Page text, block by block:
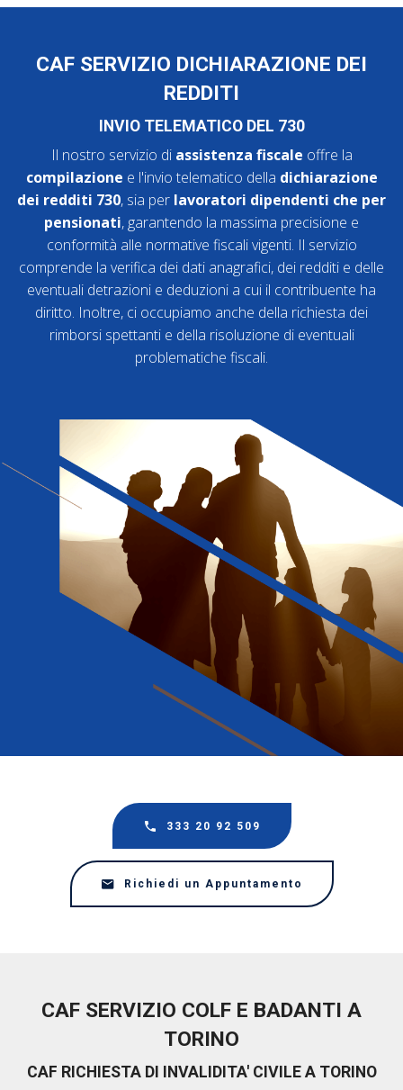
CAF SERVIZIO DICHIARAZIONE DEI
REDDITI
INVIO TELEMATICO DEL 730
Il nostro servizio di assistenza fiscale offre la
compilazione e l'invio telematico della dichiarazione
dei redditi 730, sia per lavoratori dipendenti che per
pensionati, garantendo la massima precisione e
conformità alle normative fiscali vigenti. Il servizio
comprende la verifica dei dati anagrafici, dei redditi e delle
eventuali detrazioni e deduzioni a cui il contribuente ha
diritto. Inoltre, ci occupiamo anche della richiesta dei
rimborsi spettanti e della risoluzione di eventuali
problematiche fiscali.
333 20 92 509
Richiedi un Appuntamento
CAF SERVIZIO COLF E BADANTI A
TORINO
CAF RICHIESTA DI INVALIDITA' CIVILE A TORINO